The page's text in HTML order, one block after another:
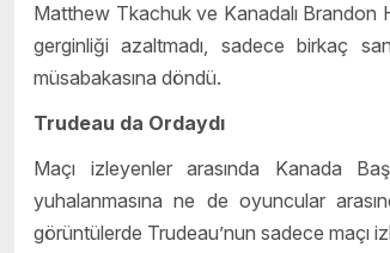
Matthew Tkachuk ve Kanadalı Brandon
gerginliği azaltmadı, sadece birkaç
müsabakasına döndü.
Trudeau da Ordaydı
Maçı izleyenler arasında Kanada
yuhalanmasına ne de oyuncular
görüntülerde Trudeau’nun sadece maçı